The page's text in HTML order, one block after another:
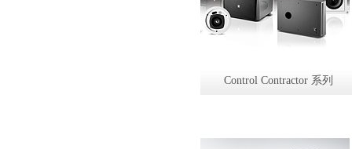
Control Contractor 系列